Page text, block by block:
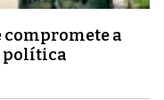
compromete a
política